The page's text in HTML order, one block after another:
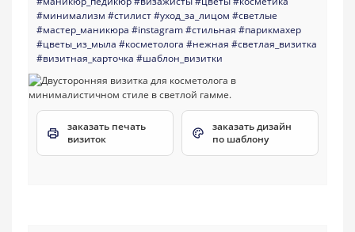
#минимализм #стилист#уход_за_лицом #светлые
#мастер_маникюра #instagram#стильная #парикмахер
#цветы_из_мыла #косметолога #нежная #светлая_визитка
#визитная_карточка #шаблон_визитки
заказать печать
визиток
заказать дизайн
по шаблону